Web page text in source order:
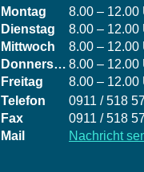
Montag
8.00 – 12.00
Dienstag
8.00 – 12.00
Mittwoch
8.00 – 12.00
Donnerstag 8.00 – 12.00
Freitag
8.00 – 12.00
Telefon
0911 / 518
Fax
0911 / 518
Mail
Nachricht